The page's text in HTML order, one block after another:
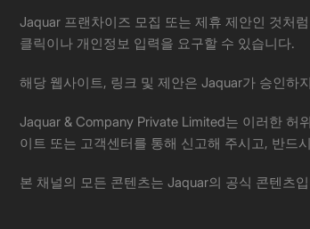
Jaquar 프랜차이즈 모집 또는 제휴 제안인 것처
클릭이나 개인정보 입력을 요구할 수 있습니다.
해당 웹사이트, 링크 및 제안은 Jaquar가 승인하
Jaquar & Company Private Limited는 이러한 허
이트 또는 고객센터를 통해 신고해 주시고, 반드
본 채널의 모든 콘텐츠는 Jaquar의 공식 콘텐츠